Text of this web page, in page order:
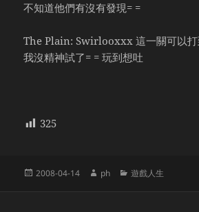
不知道他們有沒有發現= =
The Plain: Swirlooxxx 這一關可以打
我沒精神試了= = 玩到想吐
325
Posted
2008-04-14 Author
ph Categories
遊戲人生